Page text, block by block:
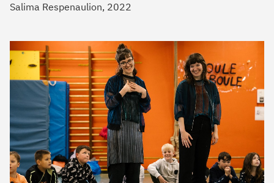
Salima Respenaulion, 2022